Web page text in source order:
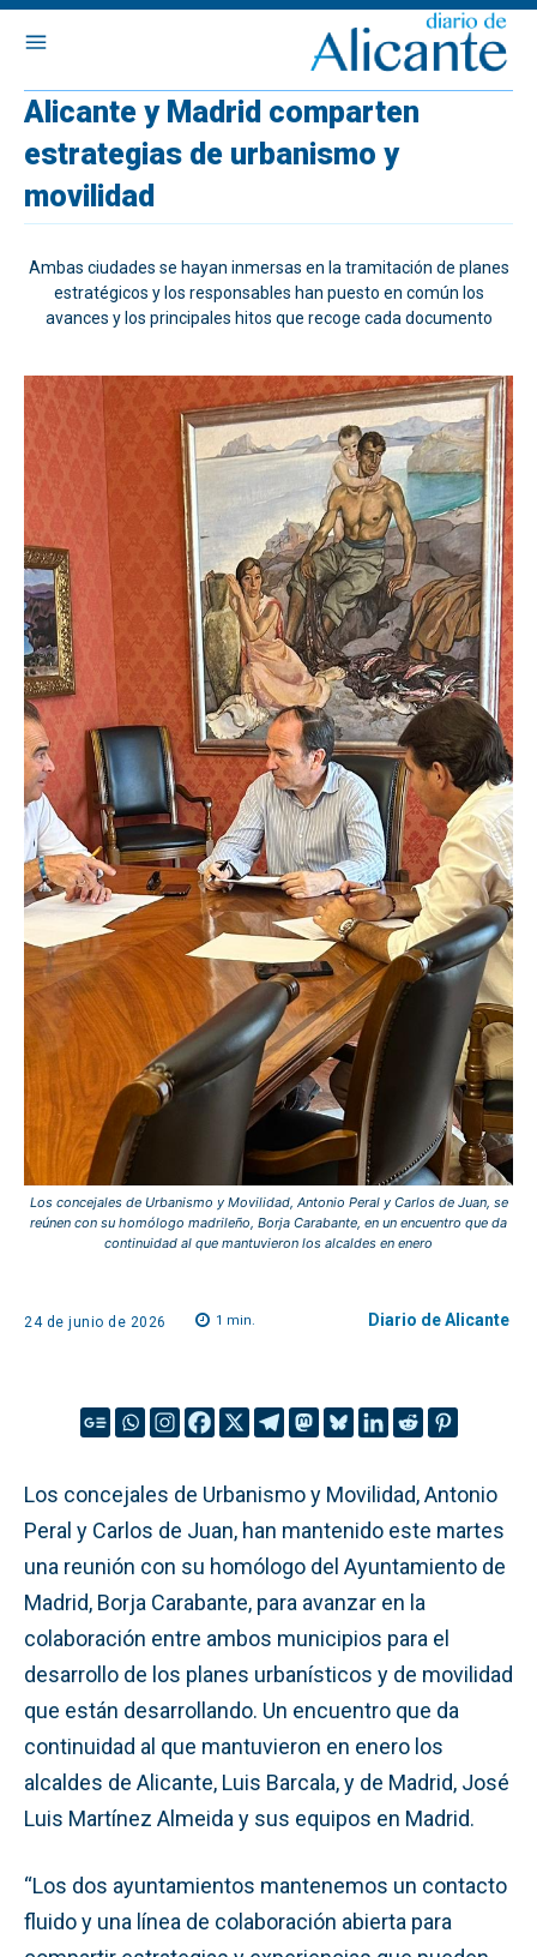
Alicante y Madrid comparten
estrategias de urbanismo y
movilidad
Ambas ciudades se hayan inmersas en la tramitación de planes
estratégicos y los responsables han puesto en común los
avances y los principales hitos que recoge cada documento
Los concejales de Urbanismo y Movilidad, Antonio Peral y Carlos de Juan, se
reúnen con su homólogo madrileño, Borja Carabante, en un encuentro que da
continuidad al que mantuvieron los alcaldes en enero
24 de junio de 2026 1 min. Diario de Alicante
Los concejales de Urbanismo y Movilidad, Antonio
Peral y Carlos de Juan, han mantenido este martes
una reunión con su homólogo del Ayuntamiento de
Madrid, Borja Carabante, para avanzar en la
colaboración entre ambos municipios para el
desarrollo de los planes urbanísticos y de movilidad
que están desarrollando. Un encuentro que da
continuidad al que mantuvieron en enero los
alcaldes de Alicante, Luis Barcala, y de Madrid, José
Luis Martínez Almeida y sus equipos en Madrid.
“Los dos ayuntamientos mantenemos un contacto
fluido y una línea de colaboración abierta para